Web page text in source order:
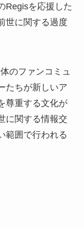
Regisを応援した
世に関する過度
のファンコミュ
たちが新しいア
尊重する文化が
に関する情報交
範囲で行われる